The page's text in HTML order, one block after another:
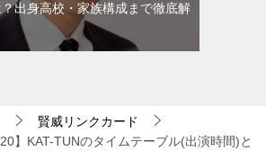
出身高校・家族構成まで徹底解
賢威リンクカード
】KAT-TUNのタイムテーブル(出演時間)と